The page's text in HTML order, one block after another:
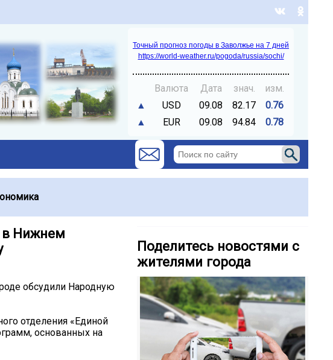
Точный прогноз погоды в Заволжье на 7 дней
https://world-weather.ru/pogoda/russia/sochi/
Валюта Дата знач.
изм.
▲
USD 09.08 82.17
0.76
▲
EUR 09.08 94.84 0.78
в Нижнем
обсудили Народную
отделения «Единой
основанных на
Поделитесь новостями с
жителями города